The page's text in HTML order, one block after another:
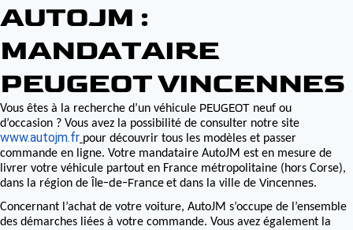
AUTOJM :
MANDATAIRE
PEUGEOT VINCENNES
Vous êtes à la recherche d’un véhicule PEUGEOT neuf ou
d’occasion ? Vous avez la possibilité de consulter notre site
www.autojm.fr pour découvrir tous les modèles et passer
commande en ligne. Votre mandataire AutoJM est en mesure de
livrer votre véhicule partout en France métropolitaine (hors Corse),
dans la région de Île-de-Franceet dans la ville de Vincennes.
Concernant l’achat de votre voiture, AutoJM s’occupe de l’ensemble
des démarches liées à votre commande. Vous avez également la